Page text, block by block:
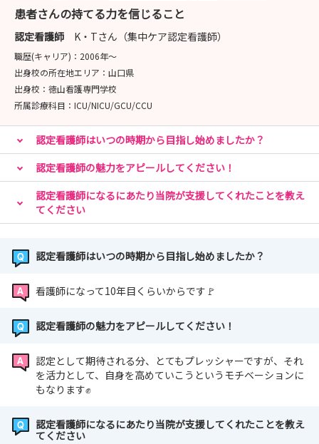
日時が確定しましたらマイナビ看護学生上のメッセージ
でお知らせします📩
🎈エントリーをしていただいた方に情報発信📩と資料送付
📖
エントリーしていただいた方に、定期的な情報発信と
資料送付を行っています‼
内容は以下のとおりです📝
【📩情報発信】
🚩新人研修の様子
🚩採用試験情報 などなど
【📖資料送付】
🚩当院オリジナルクリアファイル
🚩看護部パンフレット
🚩修学資金等返還支援給付金パンフレット（奨学金返
済支援の制度があります！）
患者さんの持てる力を信じること
認定看護師 K・Tさん（集中ケア認定看護師）
職歴(キャリア)： 2006年〜
出身校の所在地エリア： 山口県
出身校： 徳山看護専門学校
所属診療科目： ICU/NICU/GCU/CCU
認定看護師はいつの時期から目指し始めましたか？
認定看護師の魅力をアピールしてください！
認定看護師になるにあたり当院が支援してくれたことを教え
てください
認定看護師はいつの時期から目指し始めましたか？
看護師になって10年目くらいからです🚩
認定看護師の魅力をアピールしてください！
認定として期待される分、とてもプレッシャーですが、それ
を活力として、自身を高めていこうというモチベーションに
もなります✊
認定看護師になるにあたり当院が支援してくれたことを教え
てください